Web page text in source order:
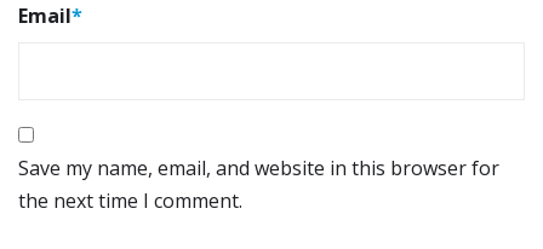
Email*
Save my name, email, and website in this browser for
the next time I comment.